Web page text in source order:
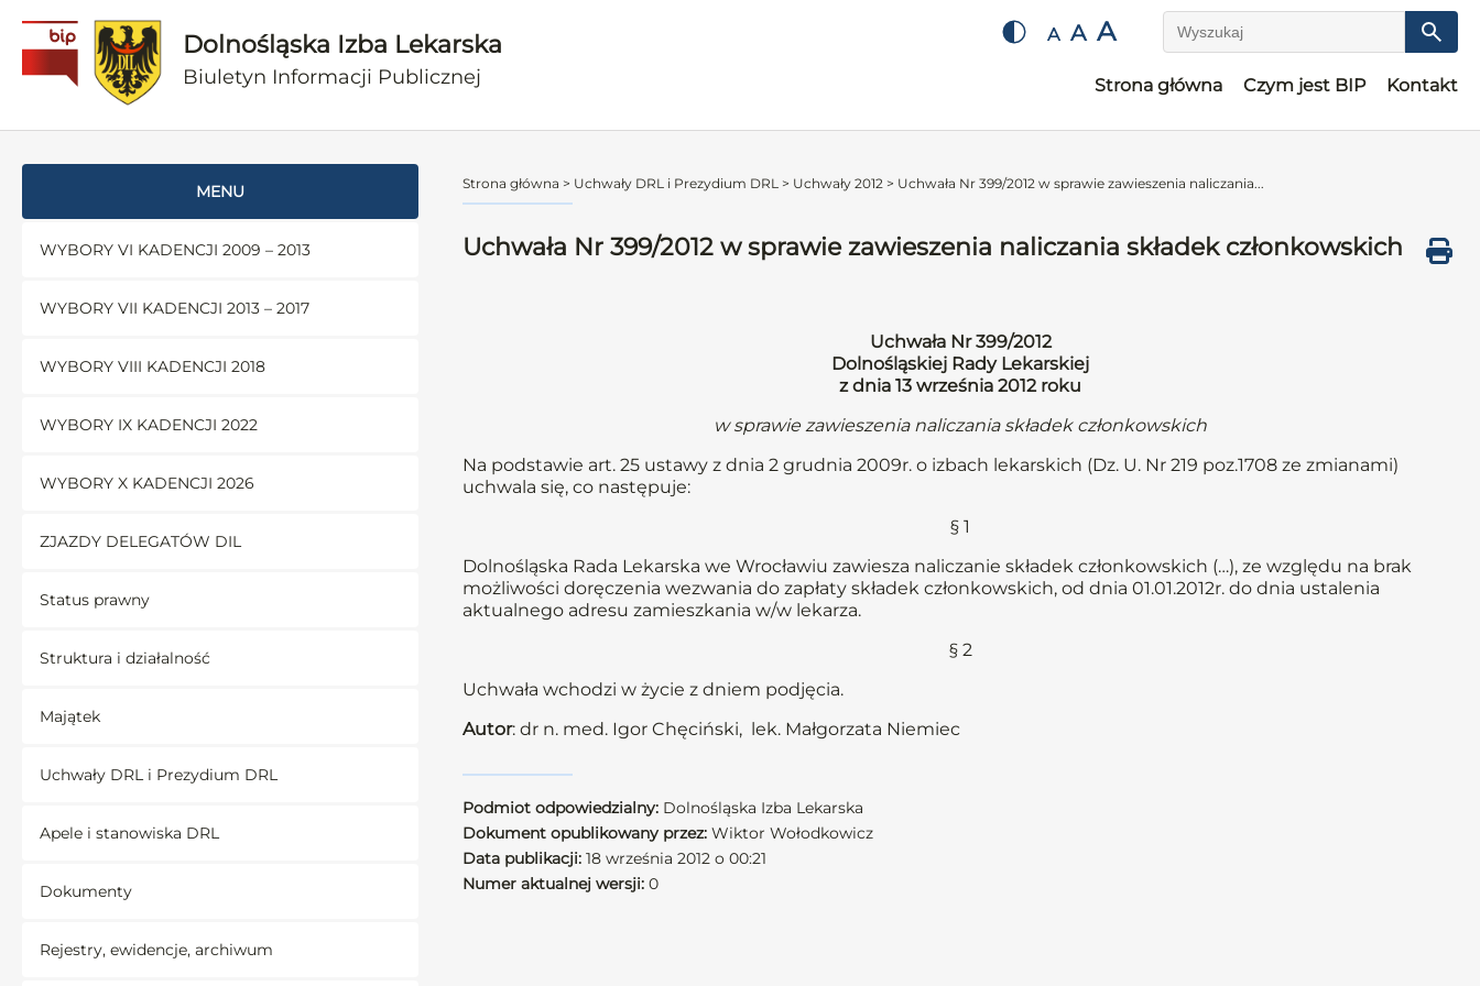
Dolnośląska Izba Lekarska
Biuletyn Informacji Publicznej
A A A Wyszukaj
Strona główna Czym jest BIP Kontakt
MENU
WYBORY VI KADENCJI 2009 – 2013
WYBORY VII KADENCJI 2013 – 2017
WYBORY VIII KADENCJI 2018
WYBORY IX KADENCJI 2022
WYBORY X KADENCJI 2026
ZJAZDY DELEGATÓW DIL
Status prawny
Struktura i działalność
Majątek
Uchwały DRL i Prezydium DRL
Apele i stanowiska DRL
Dokumenty
Rejestry, ewidencje, archiwum
Strona główna > Uchwały DRL i Prezydium DRL > Uchwały 2012 > Uchwała Nr 399/2012 w sprawie zawieszenia naliczania...
Uchwała Nr 399/2012 w sprawie zawieszenia naliczania składek członkowskich
Uchwała Nr 399/2012
Dolnośląskiej Rady Lekarskiej
z dnia 13 września 2012 roku
w sprawie zawieszenia naliczania składek członkowskich
Na podstawie art. 25 ustawy z dnia 2 grudnia 2009r. o izbach lekarskich (Dz. U. Nr 219 poz.1708 ze zmianami)
uchwala się, co następuje:
§ 1
Dolnośląska Rada Lekarska we Wrocławiu zawiesza naliczanie składek członkowskich (…), ze względu na brak
możliwości doręczenia wezwania do zapłaty składek członkowskich, od dnia 01.01.2012r. do dnia ustalenia
aktualnego adresu zamieszkania w/w lekarza.
§ 2
Uchwała wchodzi w życie z dniem podjęcia.
Autor: dr n. med. Igor Chęciński, lek. Małgorzata Niemiec
Podmiot odpowiedzialny: Dolnośląska Izba Lekarska
Dokument opublikowany przez: Wiktor Wołodkowicz
Data publikacji: 18 września 2012 o 00:21
Numer aktualnej wersji: 0